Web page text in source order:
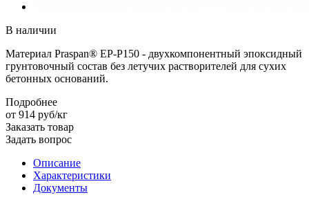
В наличии
Материал Praspan® EP-P150 - двухкомпонентный эпоксидный
грунтовочный состав без летучих растворителей для сухих
бетонных оснований.
Подробнее
от 914 руб/кг
Заказать товар
Задать вопрос
Описание
Характеристики
Документы